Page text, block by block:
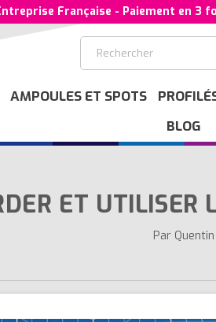
Française - Paiement en 3
AMPOULES ET SPOTS
BLOG
ET UTILISER
Par Quentin